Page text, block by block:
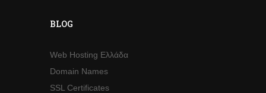
BLOG
Web Hosting Ελλάδα
Domain Names
SSL Certificates